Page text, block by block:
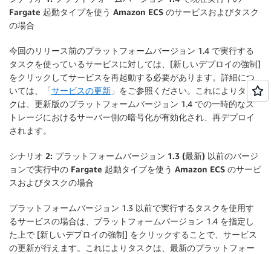
Fargate 起動タイプを使う Amazon ECS のサービスおよびタスク
の場合
今回のリリース前のプラットフォームバージョン 1.4 で実行する
タスクを使っているサービスに対しては、[新しいデプロイの強制]
をクリックしてサービスを再起動する必要があります。詳細につ
いては、「サービスの更新 」をご参照ください。これによりタス
クは、更新版のプラットフォームバージョン 1.4 での一時的なス
トレージにおけるサーバー側の暗号化が有効化され、再デプロイ
されます。
シナリオ 2: プラットフォームバージョン 1.3 (最新) 以前のバージ
ョンで実行中の Fargate 起動タイプを使う Amazon ECS のサービ
スおよびタスクの場合
プラットフォームバージョン 1.3 以前で実行するタスクを使用す
るサービスの場合は、プラットフォームバージョン 1.4 を指定し
た上で [新しいデプロイの強制] をクリックすることで、サービス
の更新が行えます。これによりタスクは、最新のプラットフォー